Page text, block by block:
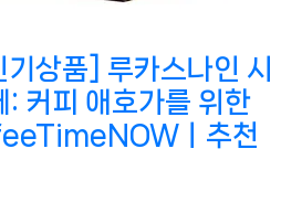
기상품] 루카스나인 시
: 커피 애호가를 위한
ㅣ추천